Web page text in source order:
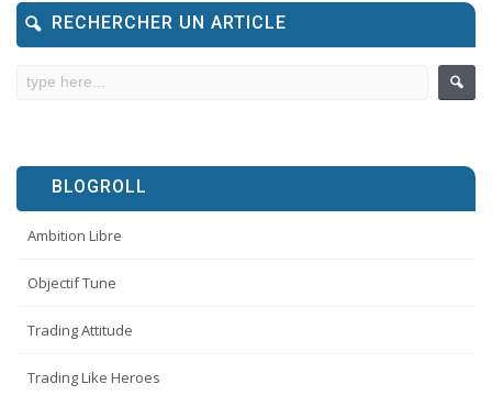
RECHERCHER UN ARTICLE
BLOGROLL
Ambition Libre
Objectif Tune
Trading Attitude
Trading Like Heroes